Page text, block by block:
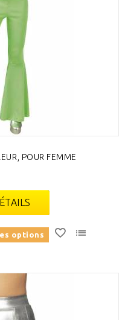
POUR FEMME
options